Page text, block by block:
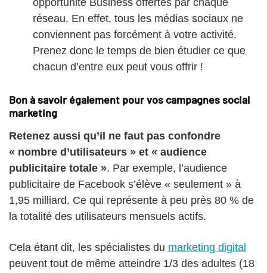
opportunité Business offertes par chaque
réseau. En effet, tous les médias sociaux ne
conviennent pas forcément à votre activité.
Prenez donc le temps de bien étudier ce que
chacun d’entre eux peut vous offrir !
Bon à savoir également pour vos campagnes social
marketing
Retenez aussi qu’il ne faut pas confondre
« nombre d’utilisateurs » et « audience
publicitaire totale ». Par exemple, l’audience
publicitaire de Facebook s’élève « seulement » à
1,95 milliard. Ce qui représente à peu près 80 % de
la totalité des utilisateurs mensuels actifs.
Cela étant dit, les spécialistes du marketing digital
peuvent tout de même atteindre 1/3 des adultes (18